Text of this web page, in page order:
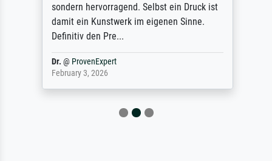
sondern hervorragend. Selbst ein Druck ist
damit ein Kunstwerk im eigenen Sinne.
Definitiv den Pre...
Dr.@ ProvenExpert
February 3, 2026